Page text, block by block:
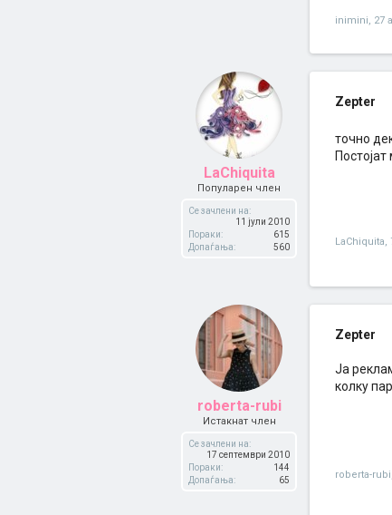
inimini, 27
LaChiquita
Популарен член
Се зачлени на:
11 јули 2010
Пораки:
615
Допаѓања:
560
Zepter
точно
LaChiquita,
roberta-rubi
Истакнат член
Се зачлени на:
17 септември 2010
Пораки:
144
Допаѓања:
65
Zepter
Ја
колку
roberta-rubi